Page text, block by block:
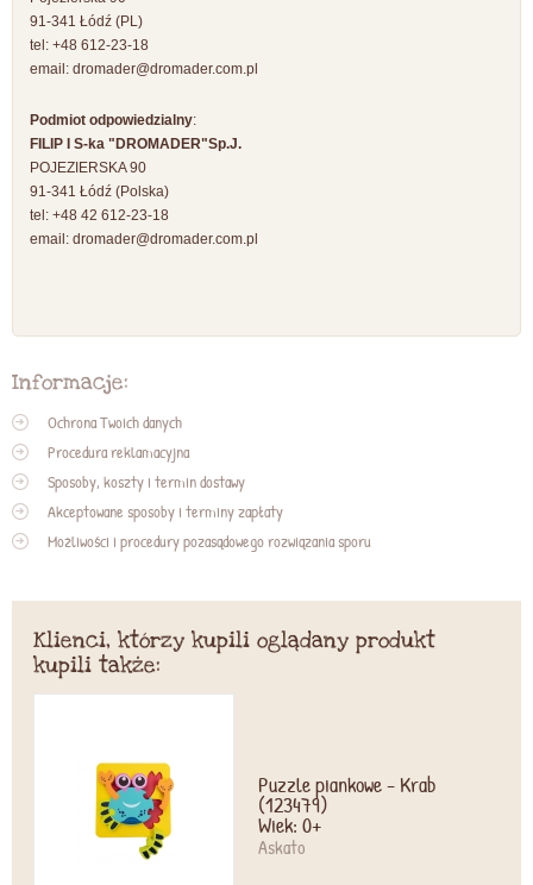
91-341 Łódź (PL)
tel: +48 612-23-18
email: dromader@dromader.com.pl
Podmiot odpowiedzialny:
FILIP I S-ka "DROMADER"Sp.J.
POJEZIERSKA 90
91-341 Łódź (Polska)
tel: +48 42 612-23-18
email: dromader@dromader.com.pl
Informacje:
Ochrona Twoich danych
Procedura reklamacyjna
Sposoby, koszty i termin dostawy
Akceptowane sposoby i terminy zapłaty
Możliwości i procedury pozasądowego rozwiązania sporu
Klienci, którzy kupili oglądany produkt
kupili także:
Puzzle piankowe - Krab
(123479)
Wiek: 0+
Askato